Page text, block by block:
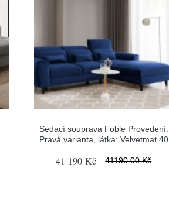
Sedací souprava Foble Provedení:
Pravá varianta, látka: Velvetmat 40
41 190 Kč 41190.00 Kč